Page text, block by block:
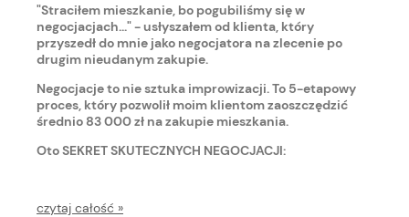
"Straciłem mieszkanie, bo pogubiliśmy się w
negocjacjach..." - usłyszałem od klienta, który
przyszedł do mnie jako negocjatora na zlecenie po
drugim nieudanym zakupie.
Negocjacje to nie sztuka improwizacji. To 5-etapowy
proces, który pozwolił moim klientom zaoszczędzić
średnio 83 000 zł na zakupie mieszkania.
Oto SEKRET SKUTECZNYCH NEGOCJACJI:
czytaj całość »